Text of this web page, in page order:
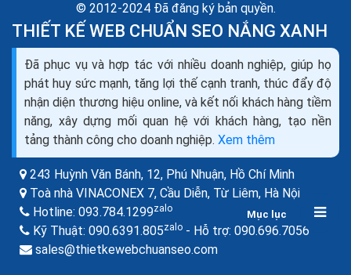
Mục lục
Cách xây dựng nội dung web hấp dẫn chuẩn Google
Bing ra đơn
SEO content hiểu đơn giản là phương pháp SEO dưạ
trên nội dung chất lượng là chính. Các yếu tố quan
trọng nhất giúp làm SEO thành công là: Nội dung,
Onpage, Backlink, Traffic.
© 2012-2024 Đã đăng ký bản quyền.
THIẾT KẾ WEB CHUẨN SEO NẮNG XANH
Đã phục vụ và hợp tác với nhiều doanh nghiệp, giúp họ
phát huy sức mạnh, tăng lợi thế cạnh tranh, thúc đẩy độ
nhận diện thương hiệu online, và kết nối khách hàng tiềm
năng, xây dựng mối quan hệ với khách hàng, tạo nền
tảng thành công cho doanh nghiệp. Xem thêm
243 Huỳnh Văn Bánh, 12, Phú Nhuận, Hồ Chí Minh
Toà nhà VINACONEX 7, Cầu Diễn, Từ Liêm, Hà Nội
Hotline: 093.784.1299zalo
Kỹ Thuật: 090.6391.805zalo - Hỗ trợ: 090.696.7056
sales@thietkewebchuanseo.com